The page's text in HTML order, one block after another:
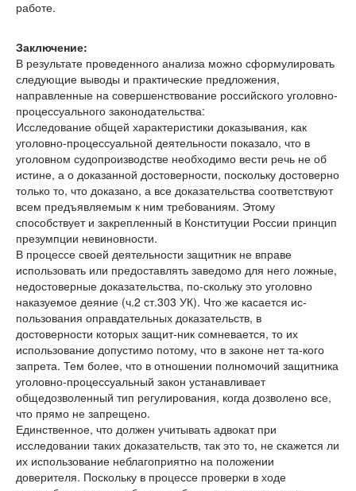
работе.
Заключение:
В результате проведенного анализа можно сформулировать
следующие выводы и практические предложения,
направленные на совершенствование российского уголовно-
процессуального законодательства:
Исследование общей характеристики доказывания, как
уголовно-процессуальной деятельности показало, что в
уголовном судопроизводстве необходимо вести речь не об
истине, а о доказанной достоверности, поскольку достоверно
только то, что доказано, а все доказательства соответствуют
всем предъявляемым к ним требованиям. Этому
способствует и закрепленный в Конституции России принцип
презумпции невиновности.
В процессе своей деятельности защитник не вправе
использовать или предоставлять заведомо для него ложные,
недостоверные доказательства, по-скольку это уголовно
наказуемое деяние (ч.2 ст.303 УК). Что же касается ис-
пользования оправдательных доказательств, в
достоверности которых защит-ник сомневается, то их
использование допустимо потому, что в законе нет та-кого
запрета. Тем более, что в отношении полномочий защитника
уголовно-процессуальный закон устанавливает
общедозволенный тип регулирования, когда дозволено все,
что прямо не запрещено.
Единственное, что должен учитывать адвокат при
исследовании таких доказательств, так это то, не скажется ли
их использование неблагоприятно на положении
доверителя. Поскольку в процессе проверки в ходе